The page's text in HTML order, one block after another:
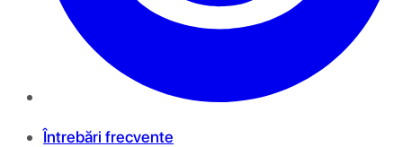
Întrebări frecvente